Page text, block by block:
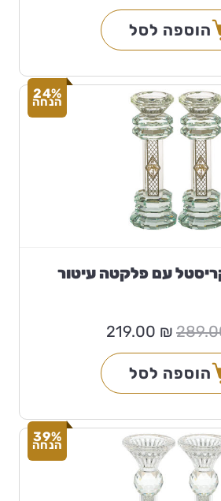
289.00 ₪.
219.00 ₪.
הוספה לסל
24%
עם פלקטה עיטור
המחיר
המקורי
289.00 ₪.
219.00 ₪
219.00 ₪.
הוספה לסל
39%